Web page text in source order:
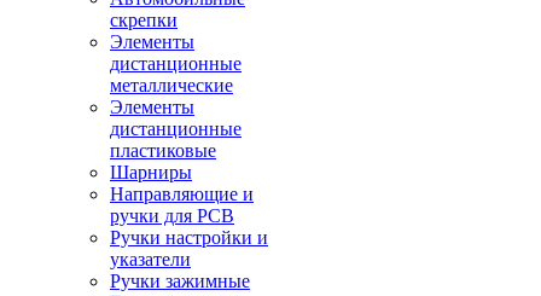
скрепки
Элементы
дистанционные
металлические
Элементы
дистанционные
пластиковые
Шарниры
Направляющие и
ручки для PCB
Ручки настройки и
указатели
Ручки зажимные